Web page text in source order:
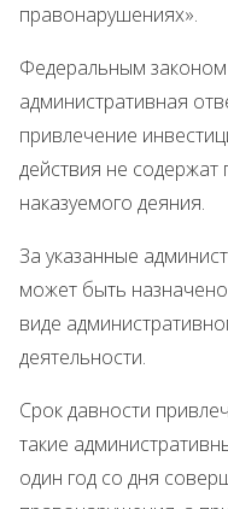
правонарушениях».
Федеральным законом
административная
привлечение
действия не содержат
наказуемого деяния.
За указанные
может быть
виде
деятельности.
Срок давности
такие
один год со дня